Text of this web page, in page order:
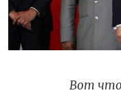
Вот что